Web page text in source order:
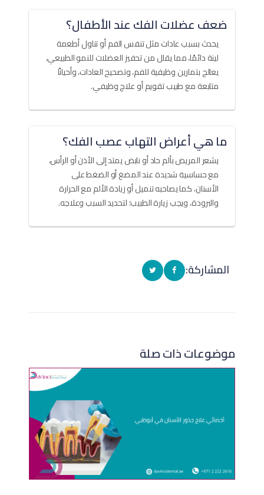
ضعف عضلات الفك عند الأطفال؟
يحدث بسبب عادات مثل تنفس الفم أو تناول أطعمة
لينة دائمًا، مما يقلل من تحفيز العضلات للنمو الطبيعي،
يعالج بتمارين وظيفية للفم، وتصحيح العادات، وأحيانًا
متابعة مع طبيب تقويم أو علاج وظيفي.
ما هي أعراض التهاب عصب الفك؟
يشعر المريض بألم حاد أو نابض يمتد إلى الأذن أو الرأس،
مع حساسية شديدة عند المضغ أو الضغط على
الأسنان، كما يصاحبه تنميل أو زيادة الألم مع الحرارة
والبرودة، ويجب زيارة الطبيب؛ لتحديد السبب وعلاجه.
المشاركة:
موضوعات ذات صلة